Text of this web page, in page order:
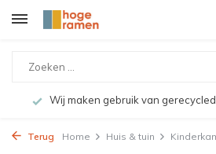
Wij maken gebruik van
Terug Home Huis & tuin